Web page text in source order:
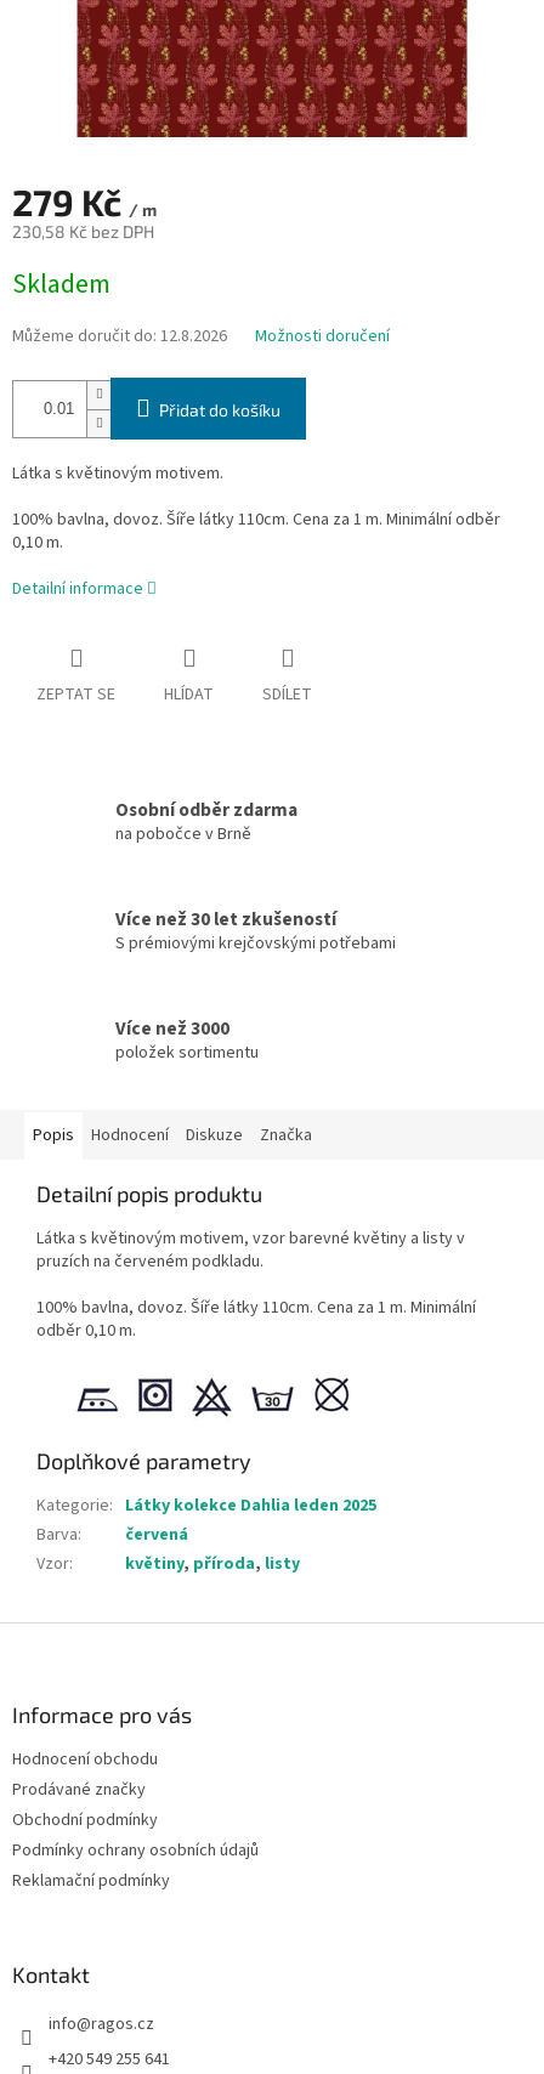
279 Kč / m
230,58 Kč bez DPH
cena:
Skladem
Můžeme doručit do: 12.8.2026 Možnosti doručení
Přidat do košíku
Látka s květinovým motivem.
100% bavlna, dovoz. Šíře látky 110cm. Cena za 1 m. Minimální odběr
0,10 m.
Detailní informace
ZEPTAT SE HLÍDAT SDÍLET
Osobní odběr zdarma
na pobočce v Brně
Více než 30 let zkušeností
S prémiovými krejčovskými potřebami
Více než 3000
položek sortimentu
Popis Hodnocení Diskuze Značka
Detailní popis produktu
Látka s květinovým motivem, vzor barevné květiny a listy v
pruzích na červeném podkladu.
100% bavlna, dovoz. Šíře látky 110cm. Cena za 1 m. Minimální
odběr 0,10 m.
Doplňkové parametry
Kategorie: Látky kolekce Dahlia leden 2025
Barva:
červená
Vzor: květiny, příroda, listy
Informace pro vás
Hodnocení obchodu
Prodávané značky
Obchodní podmínky
Podmínky ochrany osobních údajů
Reklamační podmínky
Kontakt
info@ragos.cz
+420 549 255 641